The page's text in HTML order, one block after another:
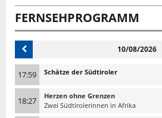
FERNSEHPROGRAMM
10/08/2026
17:59 Schätze der Südtiroler
18:27
Herzen ohne Grenzen
Zwei Südtirolerinnen in Afrika